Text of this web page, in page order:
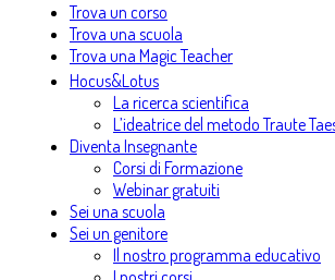
Trova un corso
Trova una scuola
Trova una Magic Teacher
Hocus&Lotus
La ricerca scientifica
L’ideatrice del metodo Traute
Diventa Insegnante
Corsi di Formazione
Webinar gratuiti
Sei una scuola
Sei un genitore
Il nostro programma educativo